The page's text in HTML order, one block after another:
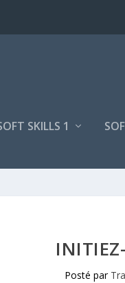
SKILLS 1
Posté par